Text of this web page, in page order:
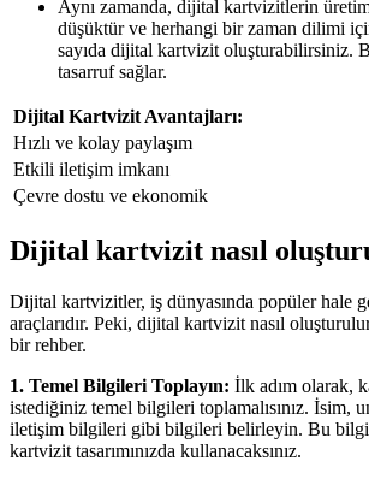
Aynı zamanda, dijital kartvizitlerin
düşüktür ve herhangi bir zaman dilimi
sayıda dijital kartvizit oluşturabilirsiniz.
tasarruf sağlar.
Dijital Kartvizit Avantajları:
Hızlı ve kolay paylaşım
Etkili iletişim imkanı
Çevre dostu ve ekonomik
Dijital kartvizit nasıl
Dijital kartvizitler, iş dünyasında popüler hale
araçlarıdır. Peki, dijital kartvizit nasıl
bir rehber.
1. Temel Bilgileri Toplayın: İlk adım olarak,
istediğiniz temel bilgileri toplamalısınız. İsim,
iletişim bilgileri gibi bilgileri belirleyin. Bu
kartvizit tasarımınızda kullanacaksınız.